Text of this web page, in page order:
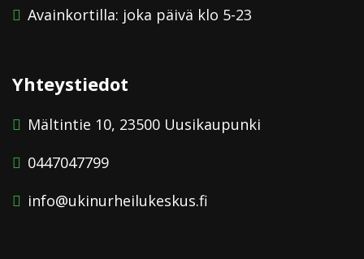
Avainkortilla: joka päivä klo 5-23
Yhteystiedot
Mältintie 10, 23500 Uusikaupunki
0447047799
info@ukinurheilukeskus.fi